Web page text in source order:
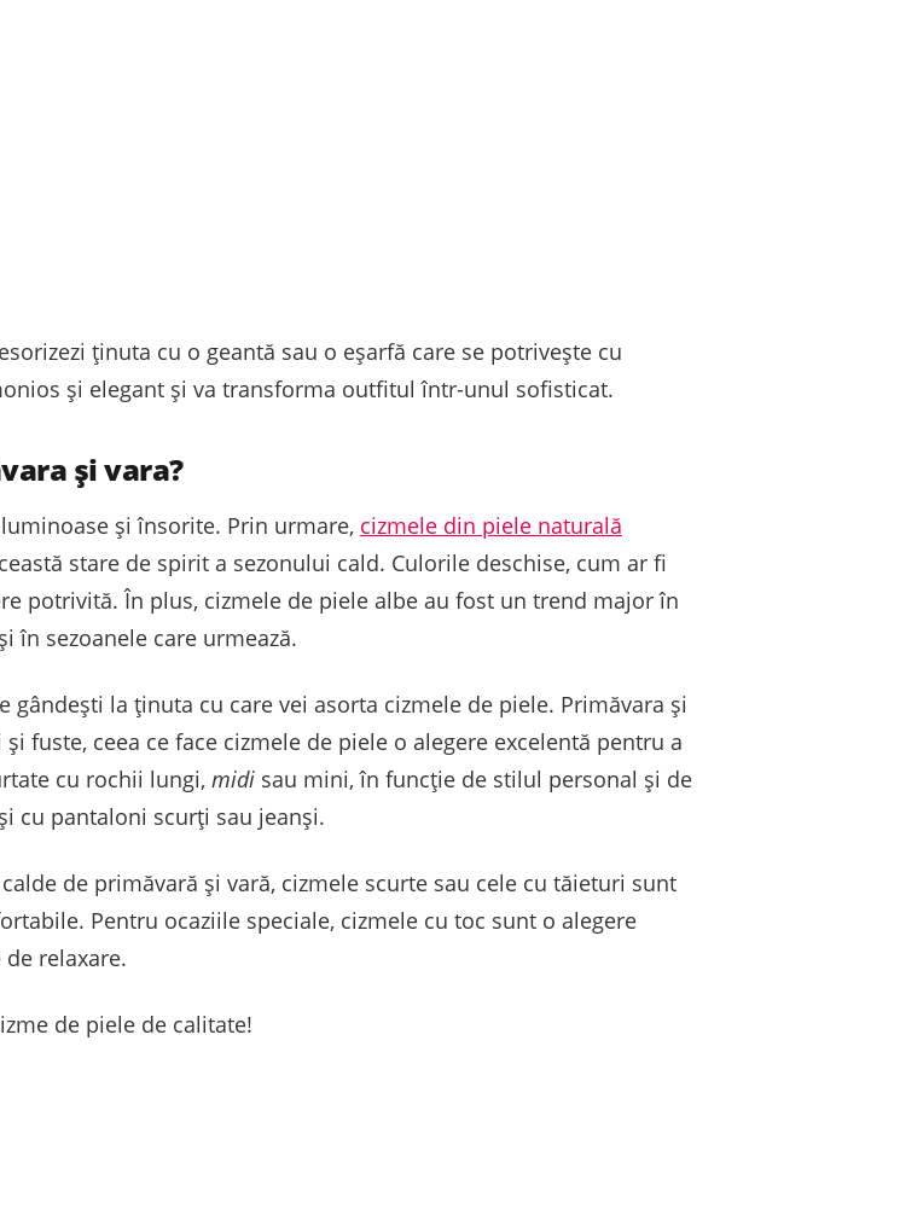
ținuta cu o geantă sau o eșarfă care se potrivește cu
și elegant și va transforma outfitul într-unul sofisticat.
și vara?
și însorite. Prin urmare, cizmele din piele naturală
stare de spirit a sezonului cald. Culorile deschise, cum ar fi
potrivită. În plus, cizmele de piele albe au fost un trend major în
în sezoanele care urmează.
la ținuta cu care vei asorta cizmele de piele. Primăvara și
fuste, ceea ce face cizmele de piele o alegere excelentă pentru a
cu rochii lungi, midi sau mini, în funcție de stilul personal și de
cu pantaloni scurți sau jeanși.
de primăvară și vară, cizmele scurte sau cele cu tăieturi sunt
Pentru ocaziile speciale, cizmele cu toc sunt o alegere
relaxare.
de piele de calitate!